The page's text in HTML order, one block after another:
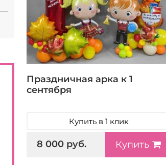
Праздничная арка к 1
сентября
Купить в 1 клик
8 000 руб. Купить